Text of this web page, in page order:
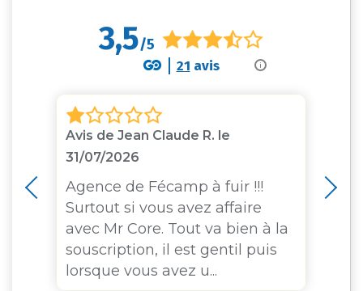
i
3,5/5
21 avis
Avis de Jean Claude R. le
31/07/2026
Agence de Fécamp à fuir !!!
Surtout si vous avez affaire
avec Mr Core. Tout va bien à la
souscription, il est gentil puis
lorsque vous avez u...